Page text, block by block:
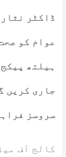
ڈاکٹر
عوام کو
ہیلتھ
جاری کریں
سروسز
کالج آف